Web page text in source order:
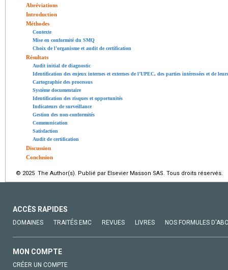
Abréviations
Introduction
Méthodes
Contexte
Mise en conformité du SMQ
Choix de l’organisme et audit de certification
Résultats
Audit initial de diagnostic
Identification des enjeux internes et externes de l’UPEC, des parties intéressées et de
Cartographie des processus
Système documentaire
Identification des risques et opportunités
Indicateurs de surveillance
Gestion des non-conformités
Communication
Satisfaction
Audit de certification
Discussion
Conclusion
© 2025 The Author(s). Publié par Elsevier Masson SAS. Tous droits réservés.
ACCÈS RAPIDES
DOMAINES TRAITÉS EMC REVUES LIVRES NOS FORMULES
MON COMPTE
CRÉER UN COMPTE